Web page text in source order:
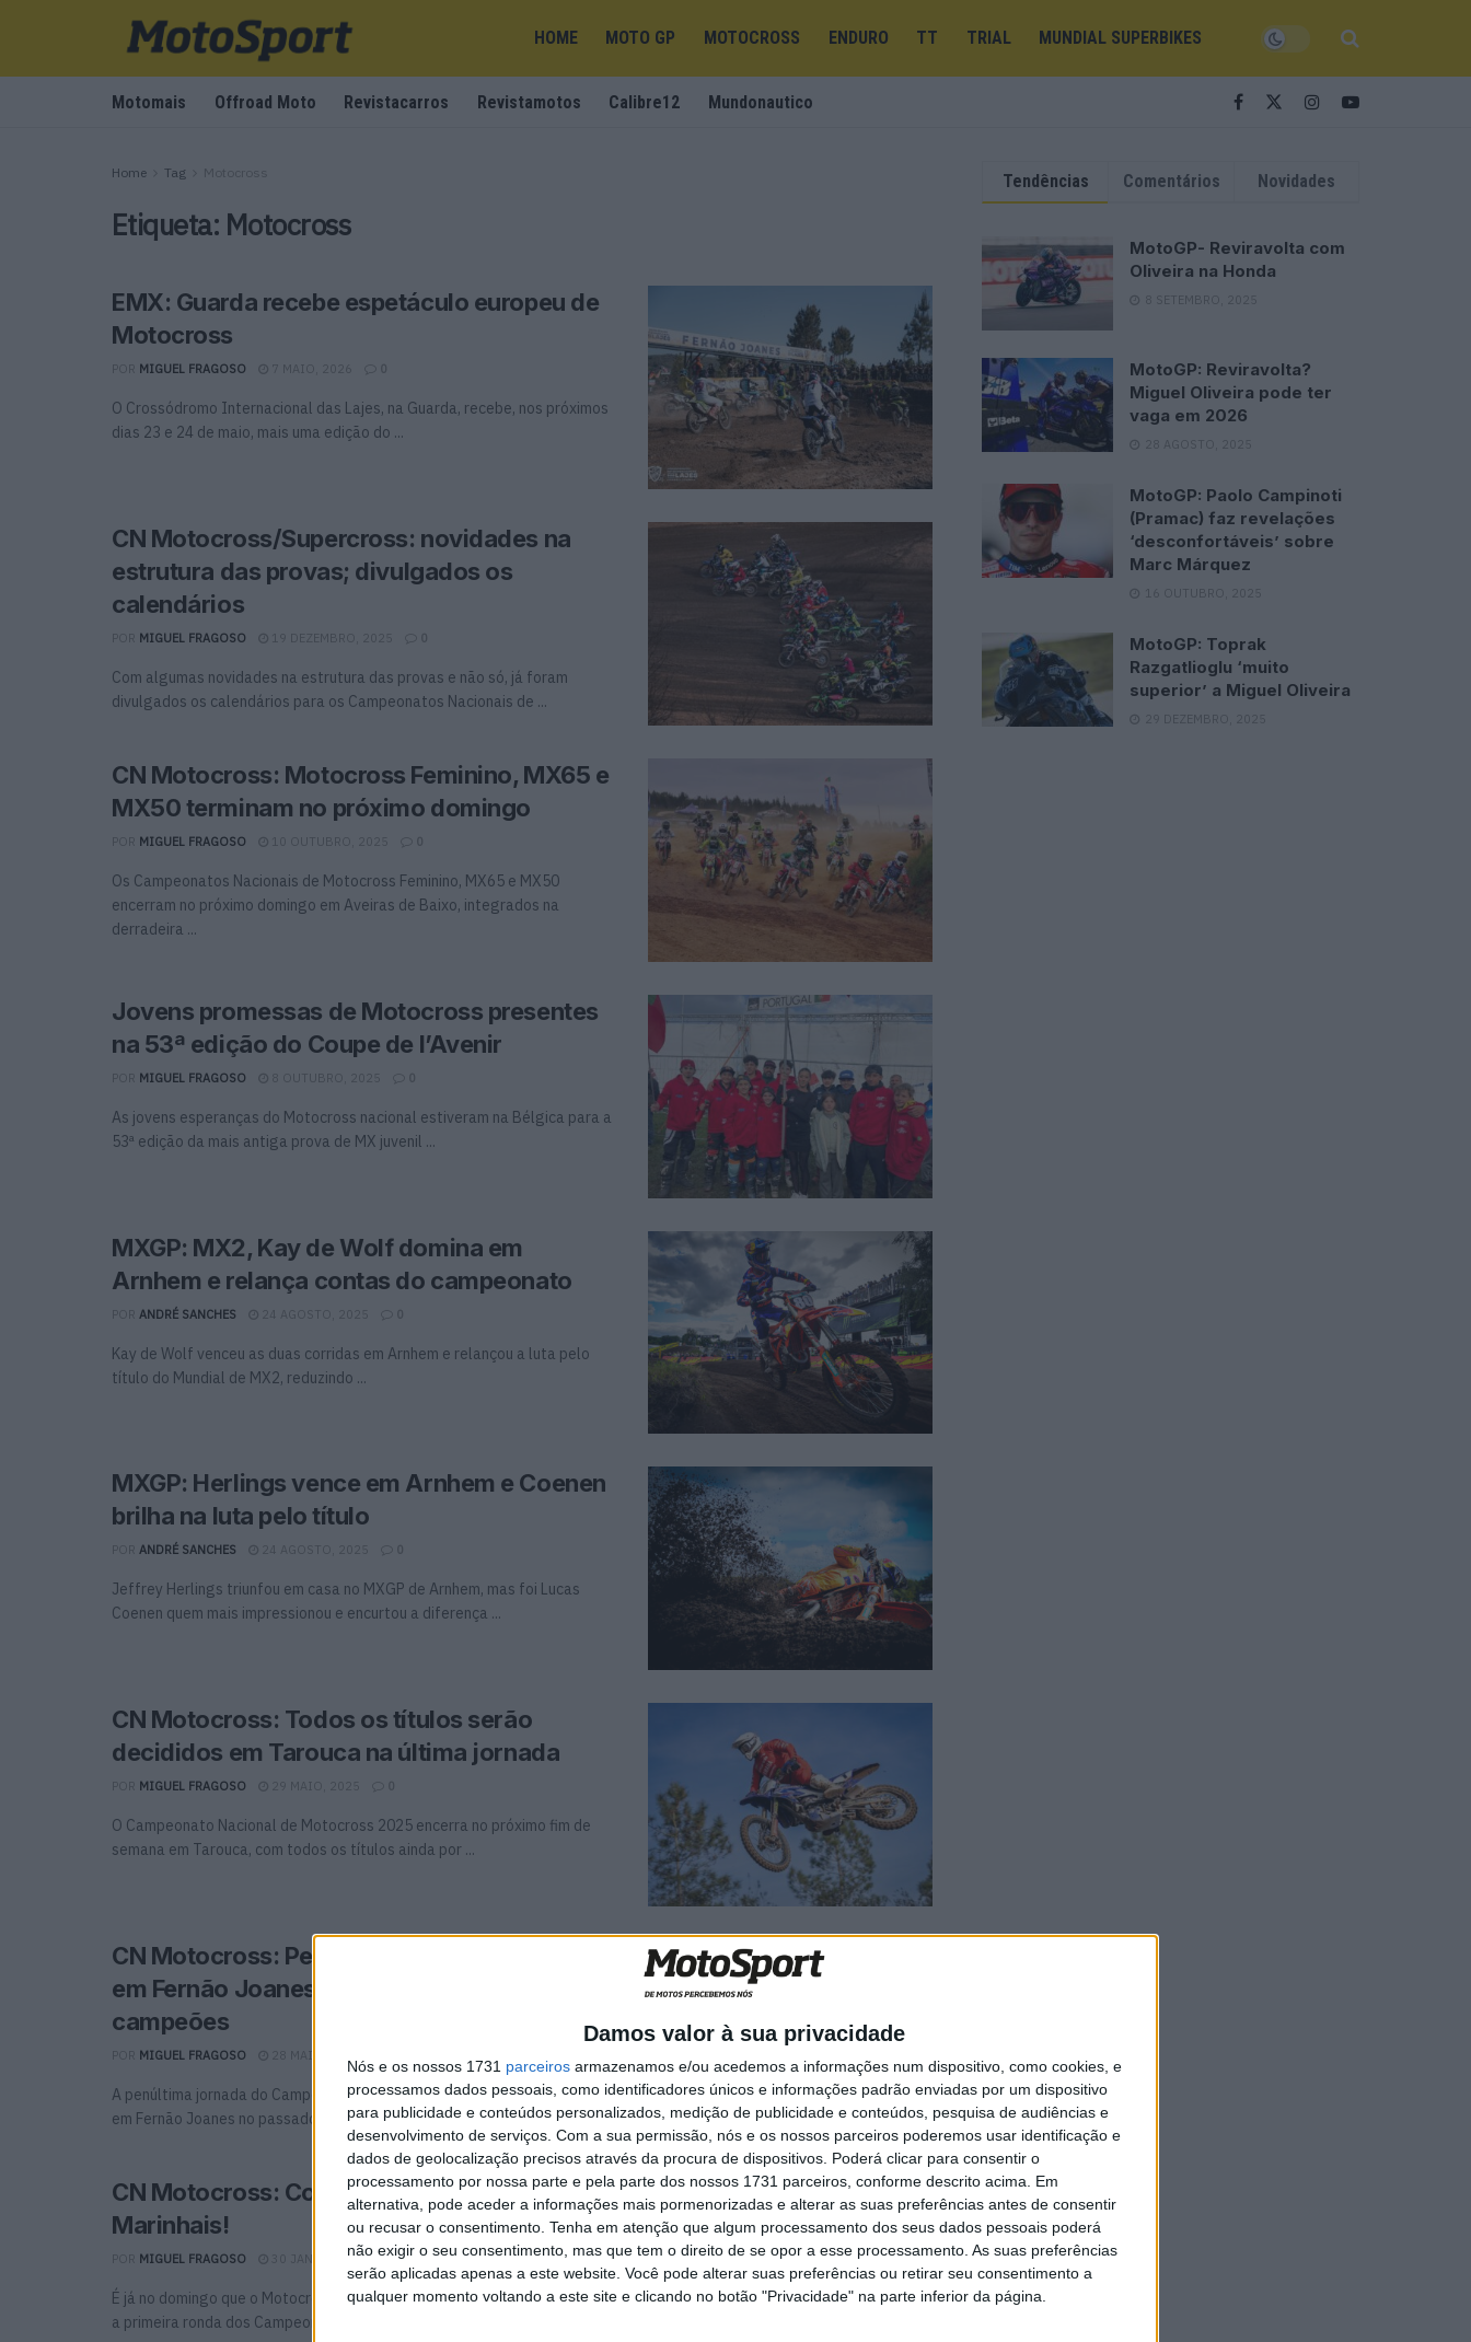
Damos valor à sua privacidade
Nós e os nossos 1731 parceiros armazenamos e/ou acedemos a informações num dispositivo, como cookies, e
processamos dados pessoais, como identificadores únicos e informações padrão enviadas por um dispositivo
para publicidade e conteúdos personalizados, medição de publicidade e conteúdos, pesquisa de audiências e
desenvolvimento de serviços. Com a sua permissão, nós e os nossos parceiros poderemos usar identificação e
dados de geolocalização precisos através da procura de dispositivos. Poderá clicar para consentir o
processamento por nossa parte e pela parte dos nossos 1731 parceiros, conforme descrito acima. Em
alternativa, pode aceder a informações mais pormenorizadas e alterar as suas preferências antes de consentir
ou recusar o consentimento. Tenha em atenção que algum processamento dos seus dados pessoais poderá
não exigir o seu consentimento, mas que tem o direito de se opor a esse processamento. As suas preferências
serão aplicadas apenas a este website. Você pode alterar suas preferências ou retirar seu consentimento a
qualquer momento voltando a este site e clicando no botão "Privacidade" na parte inferior da página.
HOME MOTO GP MOTOCROSS ENDURO TT TRIAL MUNDIAL SUPERBIKES
Motomais Offroad Moto Revistacarros Revistamotos Calibre12 Mundonautico
Home Tag Motocross
Etiqueta: Motocross
EMX: Guarda recebe espetáculo europeu de
Motocross
MIGUEL FRAGOSO 7 MAIO, 2026 0
O Crossódromo Internacional das Lajes, na Guarda, recebe, nos próximos
dias 23 e 24 de maio, mais uma edição do ...
CN Motocross/Supercross: novidades na
estrutura das provas; divulgados os
calendários
MIGUEL FRAGOSO 19 DEZEMBRO, 2025 0
Com algumas novidades na estrutura das provas e não só, já foram
divulgados os calendários para os Campeonatos Nacionais de ...
CN Motocross: Motocross Feminino, MX65 e
MX50 terminam no próximo domingo
MIGUEL FRAGOSO 10 OUTUBRO, 2025 0
Os Campeonatos Nacionais de Motocross Feminino, MX65 e MX50
encerram no próximo domingo em Aveiras de Baixo, integrados na
derradeira ...
Jovens promessas de Motocross presentes
na 53ª edição do Coupe de l’Avenir
MIGUEL FRAGOSO 8 OUTUBRO, 2025 0
As jovens esperanças do Motocross nacional estiveram na Bélgica para a
53ª edição da mais antiga prova de MX juvenil ...
MXGP: MX2, Kay de Wolf domina em
Arnhem e relança contas do campeonato
ANDRÉ SANCHES 24 AGOSTO, 2025 0
Kay de Wolf venceu as duas corridas em Arnhem e relançou a luta pelo
título do Mundial de MX2, reduzindo ...
MXGP: Herlings vence em Arnhem e Coenen
brilha na luta pelo título
ANDRÉ SANCHES 24 AGOSTO, 2025 0
Jeffrey Herlings triunfou em casa no MXGP de Arnhem, mas foi Lucas
Coenen quem mais impressionou e encurtou a diferença ...
CN Motocross: Todos os títulos serão
decididos em Tarouca na última jornada
MIGUEL FRAGOSO 29 MAIO, 2025 0
O Campeonato Nacional de Motocross 2025 encerra no próximo fim de
semana em Tarouca, com todos os títulos ainda por ...
CN Motocross: Penúltima jornada decorreu
em Fernão Joanes e continuamos sem
campeões
MIGUEL FRAGOSO 28 MAIO, 2025
A penúltima jornada do Campeonato Nacional de Motocross disputou-se
em Fernão Joanes no passado domingo, mas será preciso esperar pelo ...
CN Motocross: Começa este domingo em
Marinhais!
MIGUEL FRAGOSO 30 JANEIRO, 2025 0
É já no domingo que o Motocross começa a ‘mexer’ esta temporada, com
a primeira ronda dos Campeonatos Nacionais Feminino ...
Tendências Comentários Novidades
MotoGP- Reviravolta com
Oliveira na Honda
8 SETEMBRO, 2025
MotoGP: Reviravolta?
Miguel Oliveira pode ter
vaga em 2026
28 AGOSTO, 2025
MotoGP: Paolo Campinoti
(Pramac) faz revelações
‘desconfortáveis’ sobre
Marc Márquez
16 OUTUBRO, 2025
MotoGP: Toprak
Razgatlioglu ‘muito
superior’ a Miguel Oliveira